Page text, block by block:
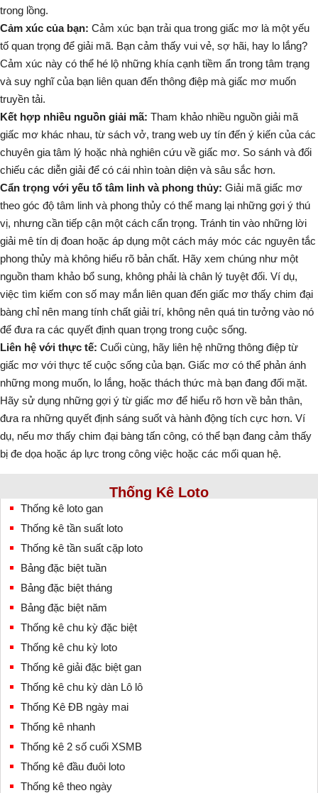
trong lồng.
Cảm xúc của bạn: Cảm xúc bạn trải qua trong giấc mơ là một yếu
tố quan trọng để giải mã. Bạn cảm thấy vui vẻ, sợ hãi, hay lo lắng?
Cảm xúc này có thể hé lộ những khía cạnh tiềm ẩn trong tâm trạng
và suy nghĩ của bạn liên quan đến thông điệp mà giấc mơ muốn
truyền tải.
Kết hợp nhiều nguồn giải mã: Tham khảo nhiều nguồn giải mã
giấc mơ khác nhau, từ sách vở, trang web uy tín đến ý kiến của các
chuyên gia tâm lý hoặc nhà nghiên cứu về giấc mơ. So sánh và đối
chiếu các diễn giải để có cái nhìn toàn diện và sâu sắc hơn.
Cẩn trọng với yếu tố tâm linh và phong thủy: Giải mã giấc mơ
theo góc độ tâm linh và phong thủy có thể mang lại những gợi ý thú
vị, nhưng cần tiếp cận một cách cẩn trọng. Tránh tin vào những lời
giải mê tín dị đoan hoặc áp dụng một cách máy móc các nguyên tắc
phong thủy mà không hiểu rõ bản chất. Hãy xem chúng như một
nguồn tham khảo bổ sung, không phải là chân lý tuyệt đối. Ví dụ,
việc tìm kiếm con số may mắn liên quan đến giấc mơ thấy chim đại
bàng chỉ nên mang tính chất giải trí, không nên quá tin tưởng vào nó
để đưa ra các quyết định quan trọng trong cuộc sống.
Liên hệ với thực tế: Cuối cùng, hãy liên hệ những thông điệp từ
giấc mơ với thực tế cuộc sống của bạn. Giấc mơ có thể phản ánh
những mong muốn, lo lắng, hoặc thách thức mà bạn đang đối mặt.
Hãy sử dụng những gợi ý từ giấc mơ để hiểu rõ hơn về bản thân,
đưa ra những quyết định sáng suốt và hành động tích cực hơn. Ví
dụ, nếu mơ thấy chim đại bàng tấn công, có thể bạn đang cảm thấy
bị đe dọa hoặc áp lực trong công việc hoặc các mối quan hệ.
Thống Kê Loto
Thống kê loto gan
Thống kê tần suất loto
Thống kê tần suất cặp loto
Bảng đặc biệt tuần
Bảng đặc biệt tháng
Bảng đặc biệt năm
Thống kê chu kỳ đặc biệt
Thống kê chu kỳ loto
Thống kê giải đặc biệt gan
Thống kê chu kỳ dàn Lô lô
Thống Kê ĐB ngày mai
Thống kê nhanh
Thống kê 2 số cuối XSMB
Thống kê đầu đuôi loto
Thống kê theo ngày